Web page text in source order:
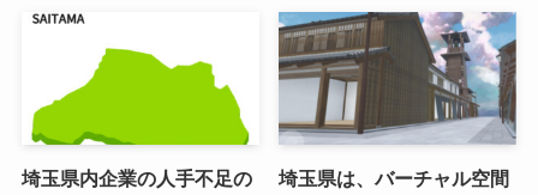
埼玉県内企業の人手不足の
埼玉県は、バーチャル空間